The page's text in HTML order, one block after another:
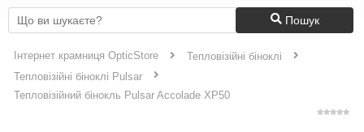
Пошук
Інтернет крамниця OpticStore
Тепловізійні біноклі
Тепловізійні біноклі Pulsar
Тепловізійний бінокль Pulsar Accolade XP50